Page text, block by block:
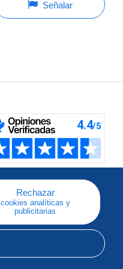
Señalar
Rechazar
cookies analíticas y
publicitarias